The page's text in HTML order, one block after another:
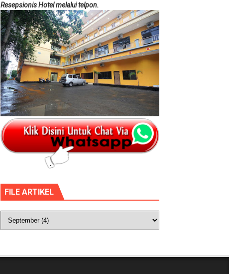
Resepsionis Hotel melalui telpon.
FILE ARTIKEL